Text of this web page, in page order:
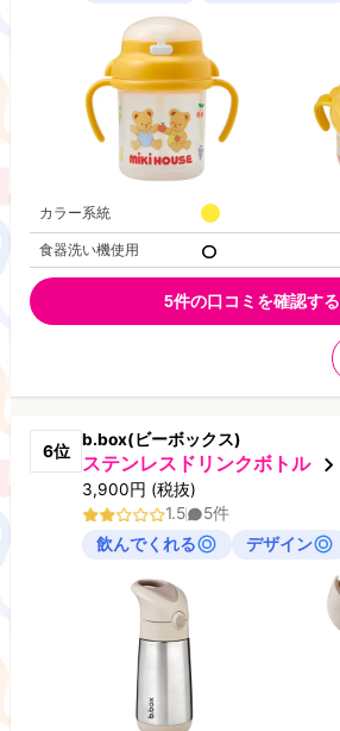
カラー系統
食器洗い機使用
5件の口コミを確認する
6位
b.box(ビーボックス)
ステンレスドリンクボトル
3,900円 (税抜)
1.5 5件
飲んでくれる
デザイン